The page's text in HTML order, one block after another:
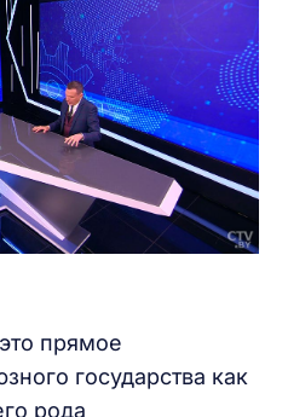
прямое
государства как
рода